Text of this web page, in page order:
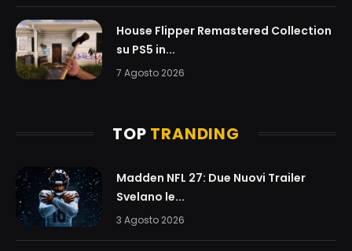
House Flipper Remastered Collection
su PS5 in...
7 Agosto 2026
TOP TRANDING
Madden NFL 27: Due Nuovi Trailer
Svelano le...
3 Agosto 2026